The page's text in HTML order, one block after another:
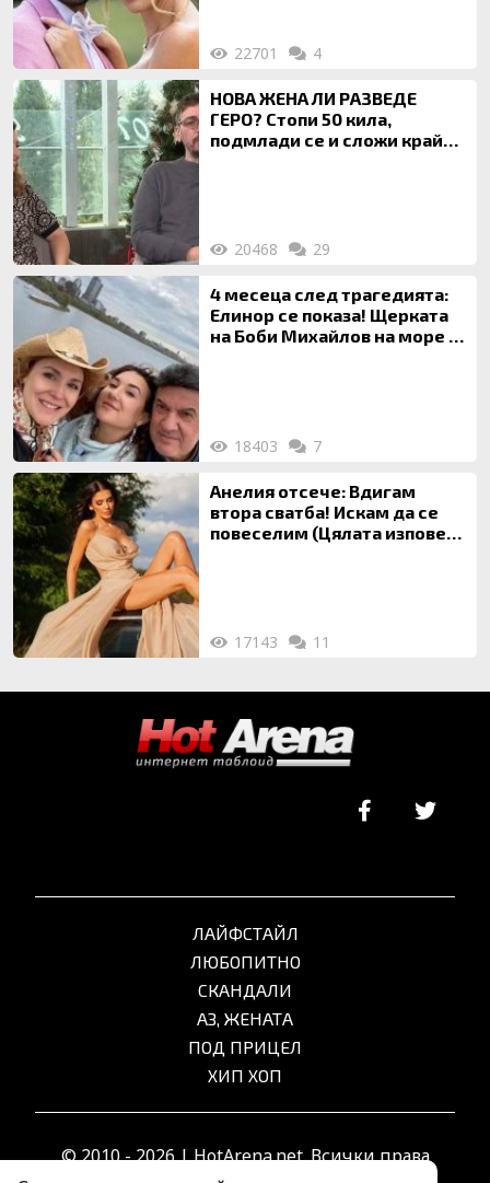
22701 4
НОВА ЖЕНА ЛИ РАЗВЕДЕ
ГЕРО? Стопи 50 кила,
подмлади се и сложи край
20468 29
4 месеца след трагедията:
Елинор се показа! Щерката
на Боби Михайлов на море с
18403 7
Анелия отсече: Вдигам
втора сватба! Искам да се
повеселим (Цялата изповед
17143 11
ЛАЙФСТАЙЛ
ЛЮБОПИТНО
СКАНДАЛИ
АЗ, ЖЕНАТА
ПОД ПРИЦЕЛ
ХИП ХОП
© 2010 - 2026 | HotArena.net. Всички права
запазени.